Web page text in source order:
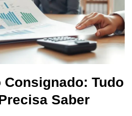
Tudo
Saber